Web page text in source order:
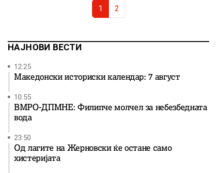
достигнувањата на древните цивилизации, […]
Current Page
1 Page
2
НАЈНОВИ ВЕСТИ
12:25
Македонски историски календар: 7 август
10:55
ВМРО-ДПМНЕ: Филипче молчел за небезбедната
вода
23:50
Од лагите на Жерновски ќе остане само
хистеријата